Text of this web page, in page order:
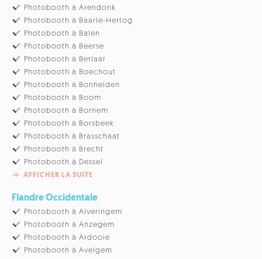
Photobooth à Arendonk
Photobooth à Baarle-Hertog
Photobooth à Balen
Photobooth à Beerse
Photobooth à Berlaar
Photobooth à Boechout
Photobooth à Bonheiden
Photobooth à Boom
Photobooth à Bornem
Photobooth à Borsbeek
Photobooth à Brasschaat
Photobooth à Brecht
Photobooth à Dessel
AFFICHER LA SUITE
Flandre Occidentale
Photobooth à Alveringem
Photobooth à Anzegem
Photobooth à Ardooie
Photobooth à Avelgem